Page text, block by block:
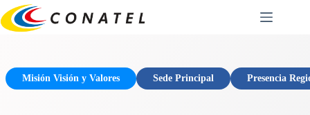
Saltar
al
contenido
Misión Visión y Valores Sede Principal Presencia